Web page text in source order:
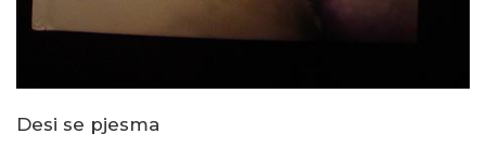
Desi se pjesma